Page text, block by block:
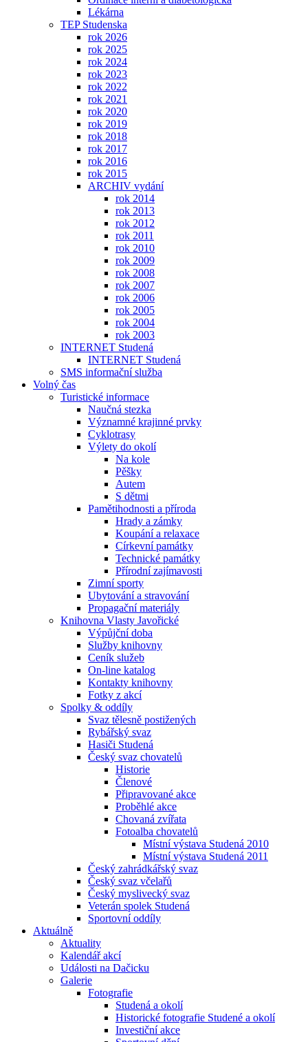
Lékárna
TEP Studenska
rok 2026
rok 2025
rok 2024
rok 2023
rok 2022
rok 2021
rok 2020
rok 2019
rok 2018
rok 2017
rok 2016
rok 2015
ARCHIV vydání
rok 2014
rok 2013
rok 2012
rok 2011
rok 2010
rok 2009
rok 2008
rok 2007
rok 2006
rok 2005
rok 2004
rok 2003
INTERNET Studená
INTERNET Studená
SMS informační služba
Volný čas
Turistické informace
Naučná stezka
Významné krajinné prvky
Cyklotrasy
Výlety do okolí
Na kole
Pěšky
Autem
S dětmi
Pamětihodnosti a příroda
Hrady a zámky
Koupání a relaxace
Církevní památky
Technické památky
Přírodní zajímavosti
Zimní sporty
Ubytování a stravování
Propagační materiály
Knihovna Vlasty Javořické
Výpůjční doba
Služby knihovny
Ceník služeb
On-line katalog
Kontakty knihovny
Fotky z akcí
Spolky & oddíly
Svaz tělesně postižených
Rybářský svaz
Hasiči Studená
Český svaz chovatelů
Historie
Členové
Připravované akce
Proběhlé akce
Chovaná zvířata
Fotoalba chovatelů
Místní výstava Studená 2010
Místní výstava Studená 2011
Český zahrádkářský svaz
Český svaz včelařů
Český myslivecký svaz
Veterán spolek Studená
Sportovní oddíly
Aktuálně
Aktuality
Kalendář akcí
Události na Dačicku
Galerie
Fotografie
Studená a okolí
Historické fotografie Studené a okolí
Investiční akce